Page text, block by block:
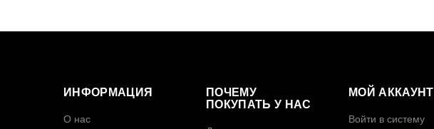
ИНФОРМАЦИЯ
О нас
ПОЧЕМУ
ПОКУПАТЬ У НАС
МОЙ АККАУНТ
Войти в систему